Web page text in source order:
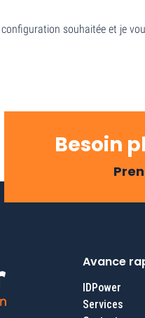
souhaitée et je
Besoin
Avance
IDPower
Services